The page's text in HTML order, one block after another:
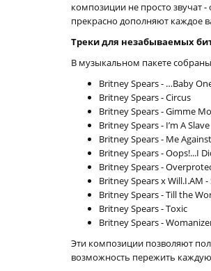
композиции не просто звучат
прекрасно дополняют каждое
Треки для незабываемых
В музыкальном пакете
Britney Spears - …Baby
Britney Spears - Circus
Britney Spears - Gimme
Britney Spears - I’m A
Britney Spears - Me
Britney Spears - Oops!...I
Britney Spears -
Britney Spears x Will.I.AM
Britney Spears - Till the
Britney Spears - Toxic
Britney Spears -
Эти композиции позволяют
возможность пережить